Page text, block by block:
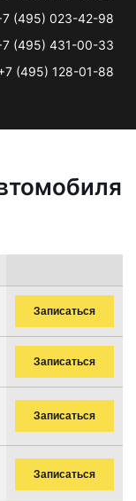
(495) 023-42-98
(495) 431-00-33
(495) 128-01-88
Записаться
Записаться
Записаться
Записаться